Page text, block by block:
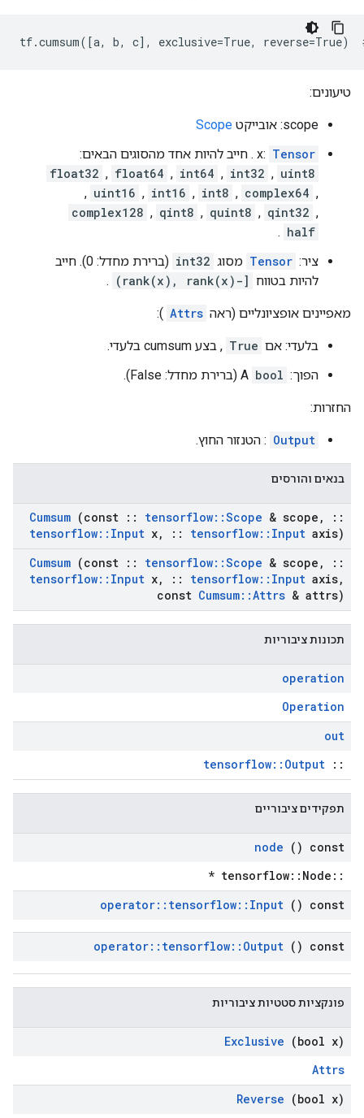
tf.cumsum([a, b, c], exclusive=True,
טיעונים:
scope: אובייקט
Scope
x: Tensor
. חייב להיות אחד מהסוגים הבאים:
float32 , float64 , int64 , int32 , uint8
, uint16 , int16 , int8 , complex64 ,
complex128 , qint8 , quint8 , qint32 ,
half
.
ציר: Tensor מסוג int32
(ברירת מחדל: 0). חייב
להיות בטווח [-rank(x), rank(x))
.
מאפיינים אופציונליים (ראה Attrs
):
בלעדי: אם True , בצע cumsum בלעדי.
הפוך: A bool (ברירת מחדל: False).
החזרות:
Output : הטנזור החוץ.
בנאים והורסים
Cumsum (const :: tensorflow::Scope & scope ,
::
tensorflow:: Input x, :: tensorflow:: Input axis)
Cumsum (const :: tensorflow::Scope & scope ,
::
tensorflow:: Input x, :: tensorflow:: Input axis,
const Cumsum::Attrs & attrs)
תכונות ציבוריות
operation
Operation
out
::
tensorflow::Output
תפקידים ציבוריים
node () const
::tensorflow::Node *
operator:: tensorflow:: Input () const
operator:: tensorflow:: Output () const
פונקציות סטטיות ציבוריות
Exclusive (bool x)
Attrs
Reverse (bool x)